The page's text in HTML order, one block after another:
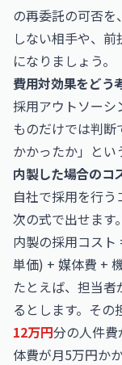
の再委託の可否を
しない相手や、
になりましょう。
費用対効果をどう
採用アウトソーシ
ものだけでは判
かかったか」とい
内製した場合のコ
自社で採用を行う
次の式で出せます。
内製の採用コス
単価) + 媒体費 +
たとえば、担当
るとします。その
12万円分の人件
体費が月5万円か